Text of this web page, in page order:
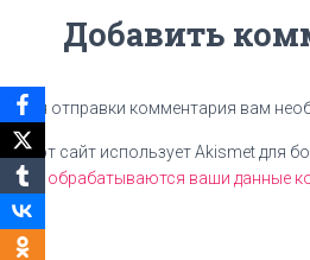
Добавить
Для отправки комментария вам
Этот сайт использует Akismet для
как обрабатываются ваши данные